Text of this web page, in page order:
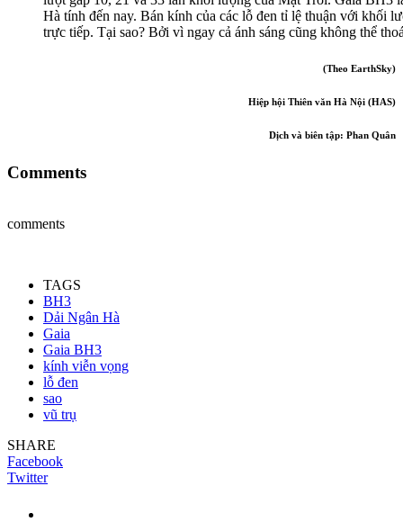
Hà tính đến nay. Bán kính của các lỗ đen tỉ lệ thuận với khối
trực tiếp. Tại sao? Bởi vì ngay cả ánh sáng cũng không thể
(Theo EarthSky)
Hiệp hội Thiên văn Hà Nội (HAS)
Dịch và biên tập: Phan Quân
Comments
comments
TAGS
BH3
Dải Ngân Hà
Gaia
Gaia BH3
kính viễn vọng
lỗ đen
sao
vũ trụ
SHARE
Facebook
Twitter